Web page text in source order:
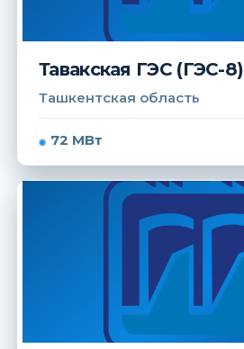
Тавакская ГЭС (ГЭС-8)
Ташкентская область
72 МВт